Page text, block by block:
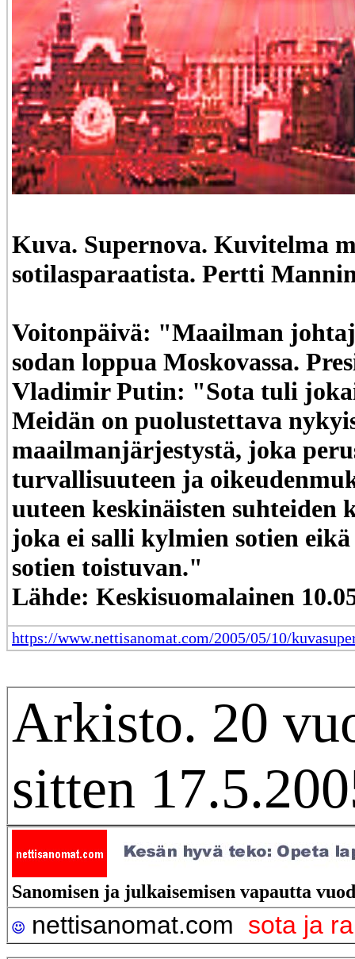
Kuva. Supernova. Kuvitelma
sotilasparaatista. Pertti
Voitonpäivä: "Maailman
sodan loppua Moskovassa.
Vladimir Putin: "Sota tuli
Meidän on puolustettava
maailmanjärjestystä, joka
turvallisuuteen ja
uuteen keskinäisten
joka ei salli kylmien sotien
sotien toistuvan."
Lähde: Keskisuomalainen
https://www.nettisanomat.com/2005/05/10/
Arkisto. 20
sitten
Sanomisen ja julkaisemisen vapautta
nettisanomat.com sota ja